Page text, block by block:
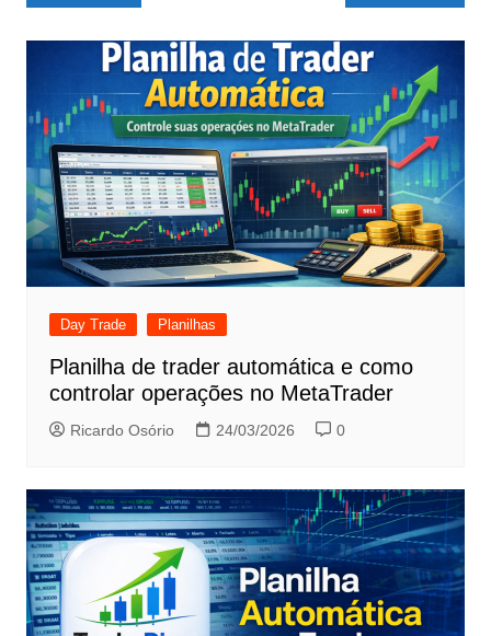
de
Post
Day Trade Planilhas
Planilha de trader automática e como
controlar operações no MetaTrader
Ricardo Osório 24/03/2026 0